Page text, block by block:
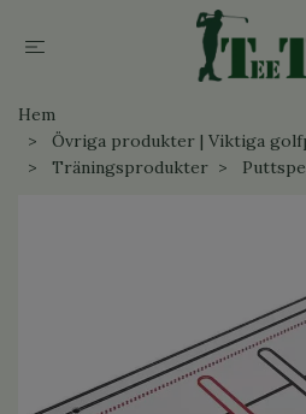
Hem
Övriga produkter | Viktiga
Träningsprodukter